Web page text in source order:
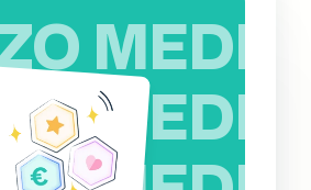
MEDIO
MEDIO